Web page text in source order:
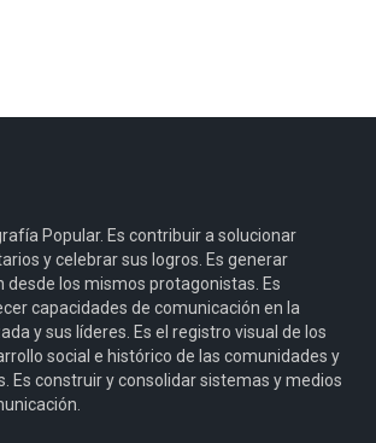
Popular. Es contribuir a solucionar
y celebrar sus logros. Es generar
desde los mismos protagonistas. Es
capacidades de comunicación en la
y sus líderes. Es el registro visual de los
social e histórico de las comunidades y
Es construir y consolidar sistemas y medios